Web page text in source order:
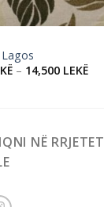
– 14,500 LEKË
NË RRJETET